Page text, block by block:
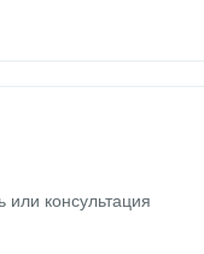
консультация